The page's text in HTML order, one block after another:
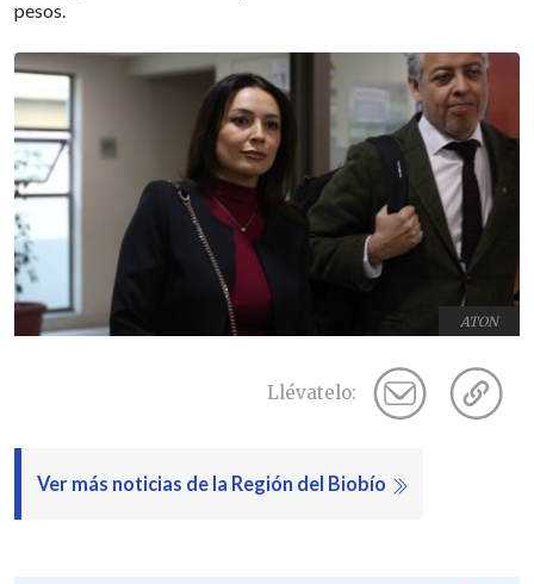
pesos.
ATON
Llévatelo:
Ver más noticias de la Región del Biobío